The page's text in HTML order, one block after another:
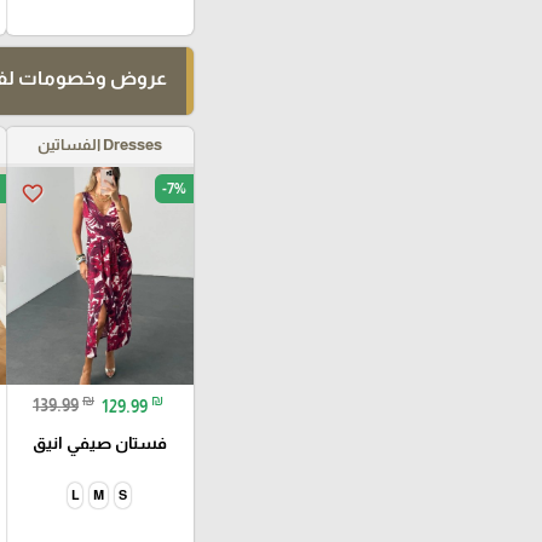
عروض وخصومات
Dresses الفساتين
favorite_border -7%
139.99 ₪ 129.99 ₪
فستان صيفي انيق
S
M
L